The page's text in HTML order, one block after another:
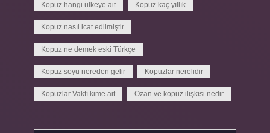
Kopuz hangi ülkeye ait Kopuz kaç yıllık
Kopuz nasıl icat edilmiştir
Kopuz ne demek eski Türkçe
Kopuz soyu nereden gelir Kopuzlar nerelidir
Kopuzlar Vakfı kime ait Ozan ve kopuz ilişkisi nedir